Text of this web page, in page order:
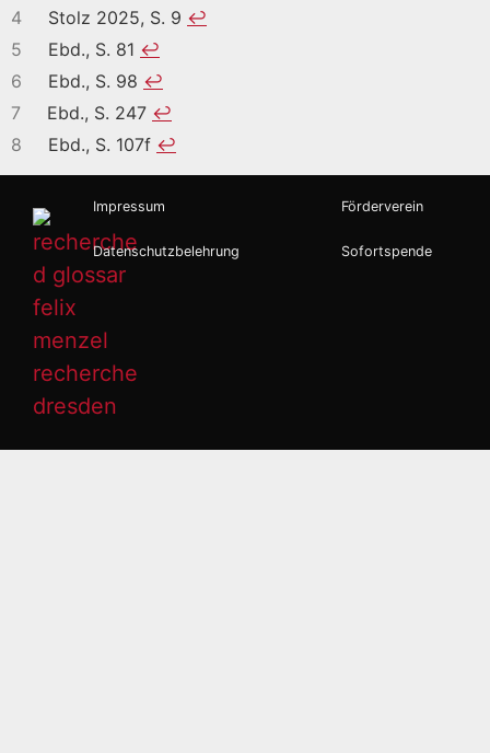
4
Stolz 2025, S. 9 ↩︎
5
Ebd., S. 81 ↩︎
6
Ebd., S. 98 ↩︎
7
Ebd., S. 247 ↩︎
8
Ebd., S. 107f ↩︎
Impressum
Datenschutzbelehrung
Förderverein
Sofortspende